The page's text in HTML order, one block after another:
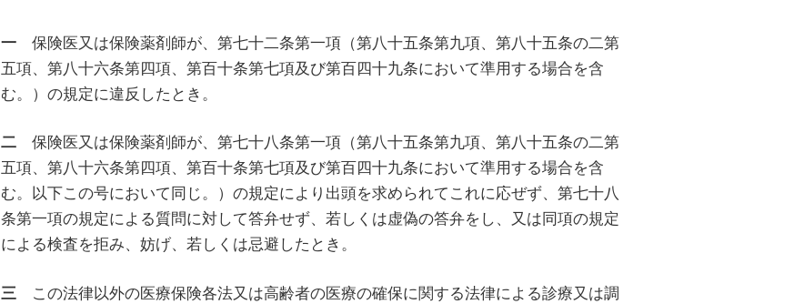
一 保険医又は保険薬剤師が、第七十二条第一項（第八十五条第九項、第八十五条の二第
五項、第八十六条第四項、第百十条第七項及び第百四十九条において準用する場合を含
む。）の規定に違反したとき。
二 保険医又は保険薬剤師が、第七十八条第一項（第八十五条第九項、第八十五条の二第
五項、第八十六条第四項、第百十条第七項及び第百四十九条において準用する場合を含
む。以下この号において同じ。）の規定により出頭を求められてこれに応ぜず、第七十八
条第一項の規定による質問に対して答弁せず、若しくは虚偽の答弁をし、又は同項の規定
による検査を拒み、妨げ、若しくは忌避したとき。
三 この法律以外の医療保険各法又は高齢者の医療の確保に関する法律による診療又は調